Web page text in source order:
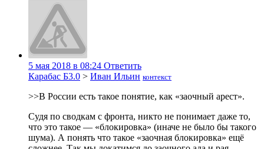
5 мая 2018 в 08:24 Ответить
Карабас Б3.0 > Иван Ильин контекст
>>В России есть такое понятие, как «заочный арест».
Судя по сводкам с фронта, никто не понимает даже то,
что это такое — «блокировка» (иначе не было бы такого
шума). А понять что такое «заочная блокировка» ещё